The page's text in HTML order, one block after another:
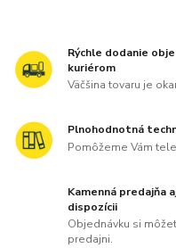
Rýchle dodanie
kuriérom
Väčšina tovaru je
Plnohodnotná
Pomôžeme Vám
Kamenná predajňa
dispozícii
Objednávku si
predajni.